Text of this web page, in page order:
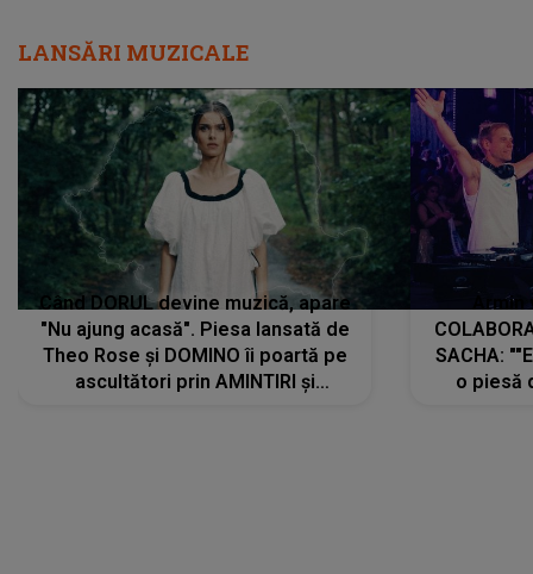
LANSĂRI MUZICALE
Când DORUL devine muzică, apare
"Nu ajung acasă". Piesa lansată de
Theo Rose și DOMINO îi poartă pe
ascultători prin AMINTIRI și
SACHA:
o piesă